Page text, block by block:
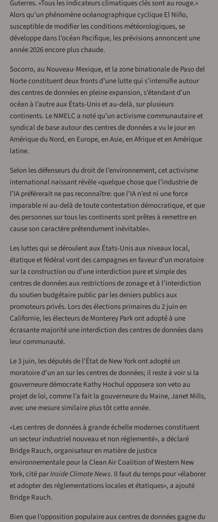
Guterres. «Tous les indicateurs climatiques clés sont au rouge.»
Alors qu’un phénomène océanographique cyclique El Niño,
susceptible de modifier les conditions météorologiques, se
développe dans l’océan Pacifique, les prévisions annoncent une
année 2026 encore plus chaude.
Socorro, au Nouveau-Mexique, et la zone binationale de Paso del
Norte constituent deux fronts d’une lutte qui s’intensifie autour
des centres de données en pleine expansion, s’étendant d’un
océan à l’autre aux États-Unis et au-delà, sur plusieurs
continents. Le NMELC a noté qu’un activisme communautaire et
syndical de base autour des centres de données a vu le jour en
Amérique du Nord, en Europe, en Asie, en Afrique et en Amérique
latine.
Selon les défenseurs du droit de l’environnement, cet activisme
international naissant révèle «quelque chose que l’industrie de
l’IA préférerait ne pas reconnaître: que l’IA n’est ni une force
imparable ni au-delà de toute contestation démocratique, et que
des personnes sur tous les continents sont prêtes à remettre en
cause son caractère prétendument inévitable».
Les luttes qui se déroulent aux États-Unis aux niveaux local,
étatique et fédéral vont des campagnes en faveur d’un moratoire
sur la construction ou d’une interdiction pure et simple des
centres de données aux restrictions de zonage et à l’interdiction
du soutien budgétaire public par les deniers publics aux
promoteurs privés. Lors des élections primaires du 2 juin en
Californie, les électeurs de Monterey Park ont adopté à une
écrasante majorité une interdiction des centres de données dans
leur communauté.
Le 3 juin, les députés de l’État de New York ont adopté un
moratoire d’un an sur les centres de données; il reste à voir si la
gouverneure démocrate Kathy Hochul opposera son veto au
projet de loi, comme l’a fait la gouverneure du Maine, Janet Mills,
avec une mesure similaire plus tôt cette année.
«Les centres de données à grande échelle modernes constituent
un secteur industriel nouveau et non réglementé», a déclaré
Bridge Rauch, organisateur en matière de justice
environnementale pour la Clean Air Coalition of Western New
York, cité parInside Climate News. Il faut du temps pour «élaborer
et adopter des réglementations locales et étatiques», a ajouté
Bridge Rauch.
Bien que l’opposition populaire aux centres de données gagne du